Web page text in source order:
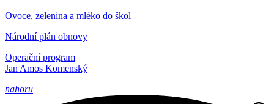
Ovoce, zelenina a mléko do škol
Národní plán obnovy
Operační program
Jan Amos Komenský
nahoru